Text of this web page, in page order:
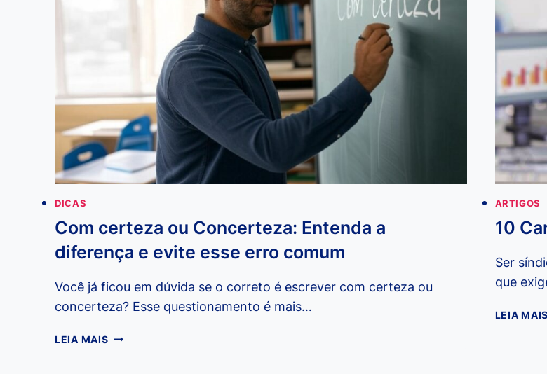
DICAS
Com certeza ou Concerteza: Entenda a
diferença e evite esse erro comum
Você já ficou em dúvida se o correto é escrever com certeza ou
concerteza? Esse questionamento é mais…
LEIA MAISCOM
ARTIGOS
10
Ser
que
LEIA MAIS